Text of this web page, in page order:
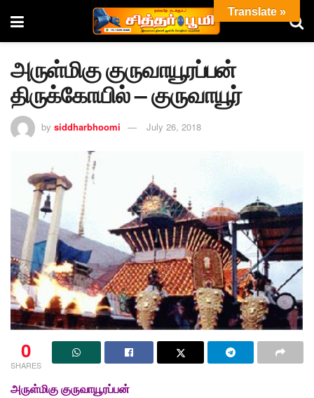
அருள்மிகு குருவாயூரப்பன்
திருக்கோயில் – குருவாயூர்
by siddharbhoomi July 26, 2018
0
SHARES
அருள்மிகுகுருவாயூரப்பன்
Translate »